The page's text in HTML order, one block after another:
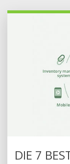
der
wir einige
DIE 7